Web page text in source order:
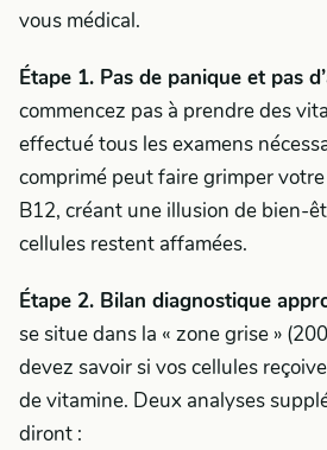
vous médical.
Étape 1. Pas de panique et pas
commencez pas à prendre des
effectué tous les examens
comprimé peut faire grimper
B12, créant une illusion de bien-
cellules restent affamées.
Étape 2. Bilan diagnostique
se situe dans la « zone grise »
devez savoir si vos cellules
de vitamine. Deux analyses
diront :